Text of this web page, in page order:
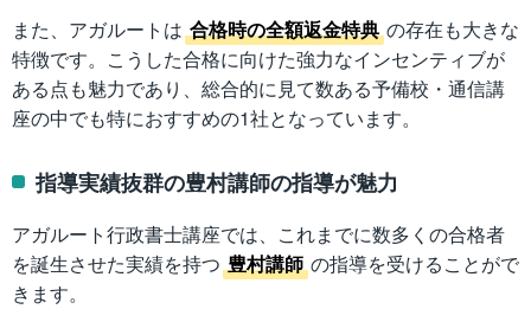
また、アガルートは 合格時の全額返金特典 の存在も大きな
特徴です。こうした合格に向けた強力なインセンティブが
ある点も魅力であり、総合的に見て数ある予備校・通信講
座の中でも特におすすめの1社となっています。
指導実績抜群の豊村講師の指導が魅力
アガルート行政書士講座では、これまでに数多くの合格者
を誕生させた実績を持つ 豊村講師 の指導を受けることがで
きます。